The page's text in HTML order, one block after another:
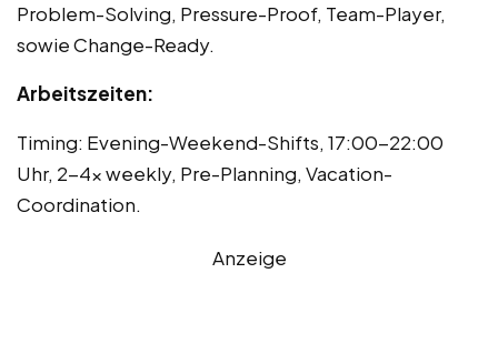
Problem-Solving, Pressure-Proof, Team-Player,
sowie Change-Ready.
Arbeitszeiten:
Timing: Evening-Weekend-Shifts, 17:00-22:00
Uhr, 2-4x weekly, Pre-Planning, Vacation-
Coordination.
Anzeige